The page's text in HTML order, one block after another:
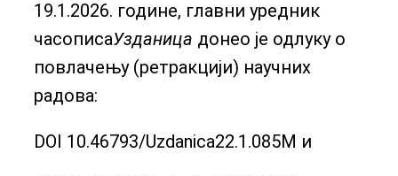
19.1.2026. године, главни уредник
часописаУзданица донео је одлуку о
повлачењу (ретракцији) научних
радова:
DOI 10.46793/Uzdanica22.1.085M и